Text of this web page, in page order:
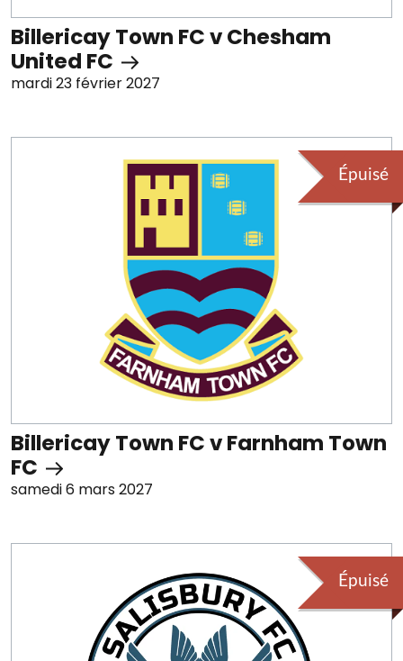
Billericay Town FC v Chesham
United FC
mardi 23 février 2027
Épuisé
Billericay Town FC v Farnham Town
FC
samedi 6 mars 2027
Épuisé